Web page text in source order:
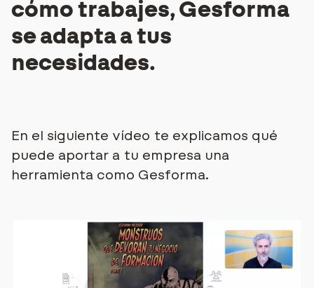
cómo trabajes, Gesforma
se adapta a tus
necesidades.
En el siguiente vídeo te explicamos qué
puede aportar a tu empresa una
herramienta como Gesforma.